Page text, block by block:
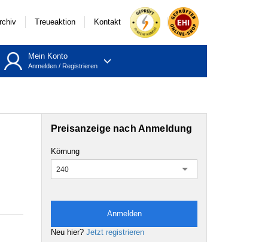
Treueaktion Kontakt
Mein Konto
Anmelden / Registrieren
Preisanzeige nach Anmeldung
Körnung
240
Anmelden
Neu hier? Jetzt registrieren